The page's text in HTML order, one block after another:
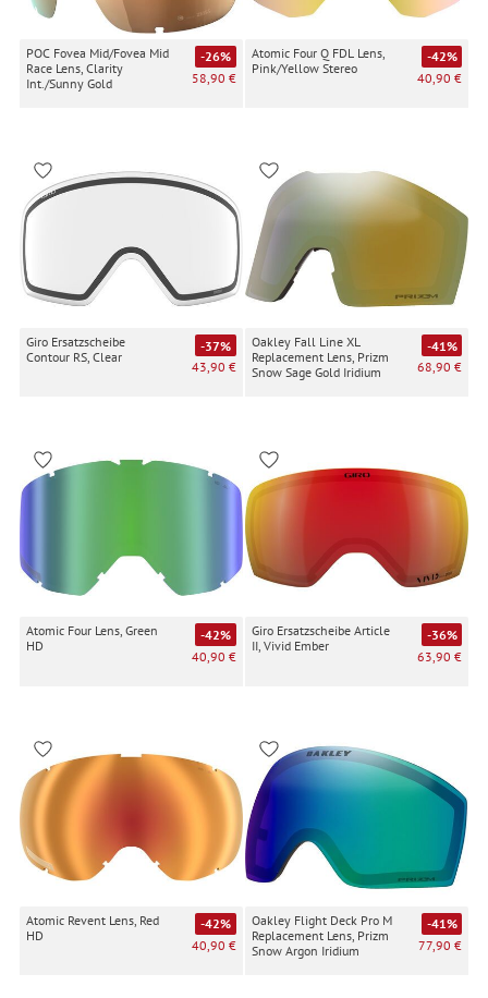
POC Fovea Mid/Fovea Mid
Race Lens, Clarity
Int./Sunny Gold
-26%
58,90 €
Atomic Four Q FDL Lens,
Pink/Yellow Stereo
-42%
40,90 €
Giro Ersatzscheibe
Contour RS, Clear
-37%
43,90 €
Oakley Fall Line XL
Replacement Lens, Prizm
Snow Sage Gold Iridium
-41%
68,90 €
Atomic Four Lens, Green
HD
-42%
40,90 €
Giro Ersatzscheibe Article
II, Vivid Ember
-36%
63,90 €
Atomic Revent Lens, Red
HD
-42%
40,90 €
Oakley Flight Deck Pro M
Replacement Lens, Prizm
Snow Argon Iridium
-41%
77,90 €